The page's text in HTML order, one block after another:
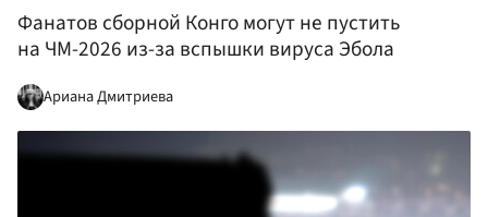
Фанатов сборной Конго могут не пустить
на ЧМ-2026 из-за вспышки вируса Эбола
Ариана Дмитриева